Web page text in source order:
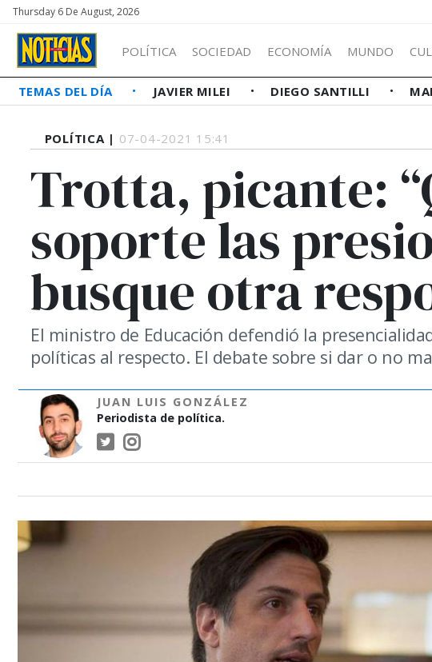
Thursday 6 De August, 2026
POLÍTICA SOCIEDAD ECONOMÍA MUNDO
TEMAS DEL DÍA JAVIER MILEI DIEGO SANTILLI
POLÍTICA | 07-04-2021 15:41
Trotta, picante:
soporte las
busque otra
El ministro de Educación defendió la
políticas al respecto. El debate sobre si dar o no
JUAN LUIS GONZÁLEZ
Periodista de política.